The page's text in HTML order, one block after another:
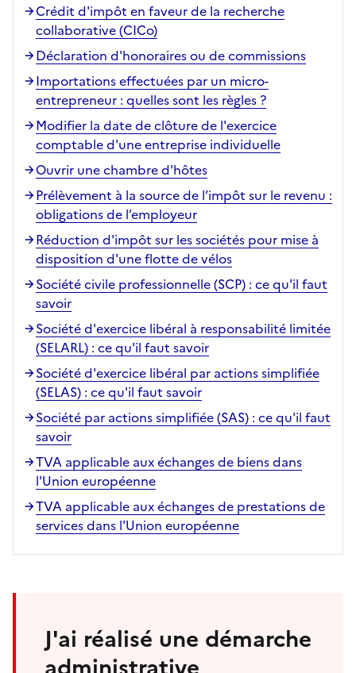
Crédit d'impôt en faveur de la recherche
collaborative (CICo)
Déclaration d'honoraires ou de commissions
Importations effectuées par un micro-
entrepreneur : quelles sont les règles ?
Modifier la date de clôture de l'exercice
comptable d'une entreprise individuelle
Ouvrir une chambre d'hôtes
Prélèvement à la source de l’impôt sur le revenu :
obligations de l’employeur
Réduction d'impôt sur les sociétés pour mise à
disposition d'une flotte de vélos
Société civile professionnelle (SCP) : ce qu'il faut
savoir
Société d'exercice libéral à responsabilité limitée
(SELARL) : ce qu'il faut savoir
Société d'exercice libéral par actions simplifiée
(SELAS) : ce qu'il faut savoir
Société par actions simplifiée (SAS) : ce qu'il faut
savoir
TVA applicable aux échanges de biens dans
l'Union européenne
TVA applicable aux échanges de prestations de
services dans l'Union européenne
J'ai réalisé une démarche